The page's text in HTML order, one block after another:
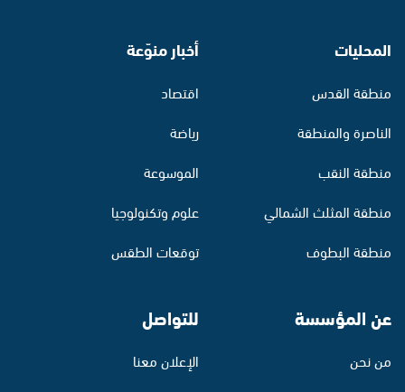
المحليات
منطقة القدس
الناصرة والمنطقة
منطقة النقب
منطقة المثلث الشمالي
منطقة البطوف
أخبار منوّعة
اقتصاد
رياضة
الموسوعة
علوم وتكنولوجيا
توقعات الطقس
عن المؤسسة
من نحن
للتواصل
الإعلان معنا